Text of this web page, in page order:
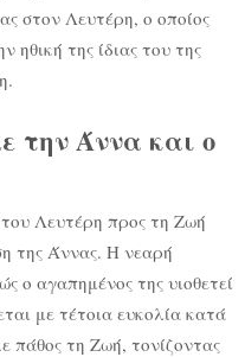
στον Λευτέρη, ο οποίος
ηθική της ίδιας του της
την Άννα και ο
Λευτέρη προς τη Ζωή
της Άννας. Η νεαρή
ο αγαπημένος της υιοθετεί
με τέτοια ευκολία κατά
πάθος τη Ζωή, τονίζοντας